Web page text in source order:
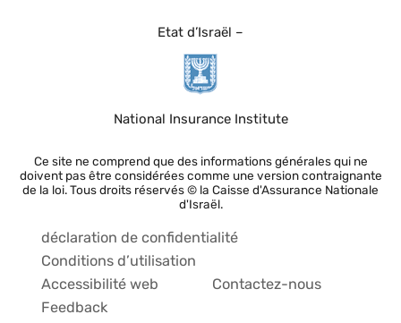
Etat d’Israël –
National Insurance Institute
Ce site ne comprend que des informations générales qui ne
doivent pas être considérées comme une version contraignante
de la loi. Tous droits réservés © la Caisse d'Assurance Nationale
d'Israël.
déclaration de confidentialité
Conditions d’utilisation
Accessibilité web
Contactez-nous
Feedback